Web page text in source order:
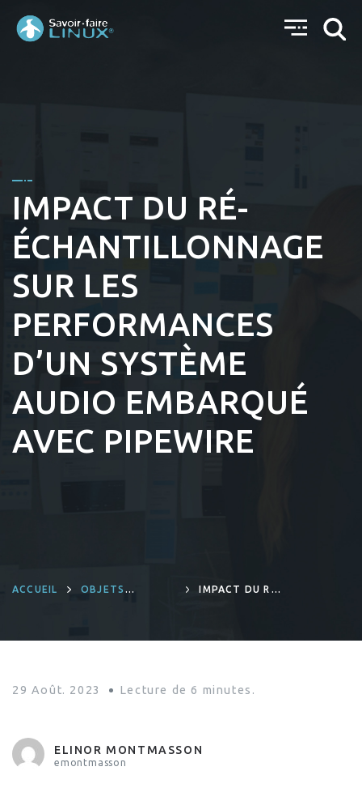
IMPACT DU RÉ-
ÉCHANTILLONNAGE
SUR LES
PERFORMANCES
D’UN SYSTÈME
AUDIO EMBARQUÉ
AVEC PIPEWIRE
ACCUEIL
OBJETS
IMPACT DU RÉ-
D’UN SYSTÈME
29 Août. 2023 Lecture de 6 minutes.
ELINOR MONTMASSON
emontmasson